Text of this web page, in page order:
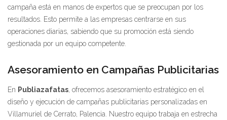
campaña está en manos de expertos que se preocupan por los
resultados. Esto permite a las empresas centrarse en sus
operaciones diarias, sabiendo que su promoción está siendo
gestionada por un equipo competente.
Asesoramiento en Campañas Publicitarias
En Publiazafatas , ofrecemos asesoramiento estratégico en el
diseño y ejecución de campañas publicitarias personalizadas en
Villamuriel de Cerrato, Palencia. Nuestro equipo trabaja en estrecha